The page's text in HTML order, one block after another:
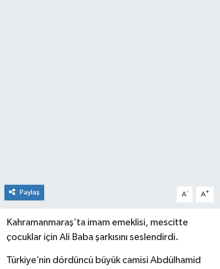
Paylaş A- A+
Kahramanmaraş’ta imam emeklisi, mescitte
çocuklar için Ali Baba şarkısını seslendirdi.
Türkiye’nin dördüncü büyük camisi Abdülhamid